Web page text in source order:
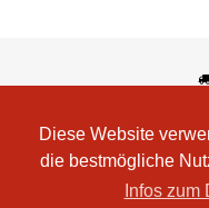
Diese Website
die bestmögliche
Infos zum
Wir liefern kostenlos ab EUR
Wir akzeptieren